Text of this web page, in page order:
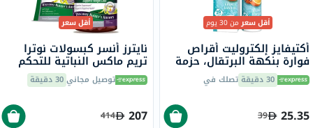
أقل سعرمن 30 يوم
أكتيفايز إلكتروليت أقراص
فوارة بنكهة البرتقال، حزمة
من 20 30 دقيقة تصلك في
25.35
39
أقل سعر
نايترز أنسر كبسولات نوترا
تريم ماكس النباتية للتحكم
في الوزن حزمة من 180
كبسولةتوصيل مجاني30 دقيقة
207
414